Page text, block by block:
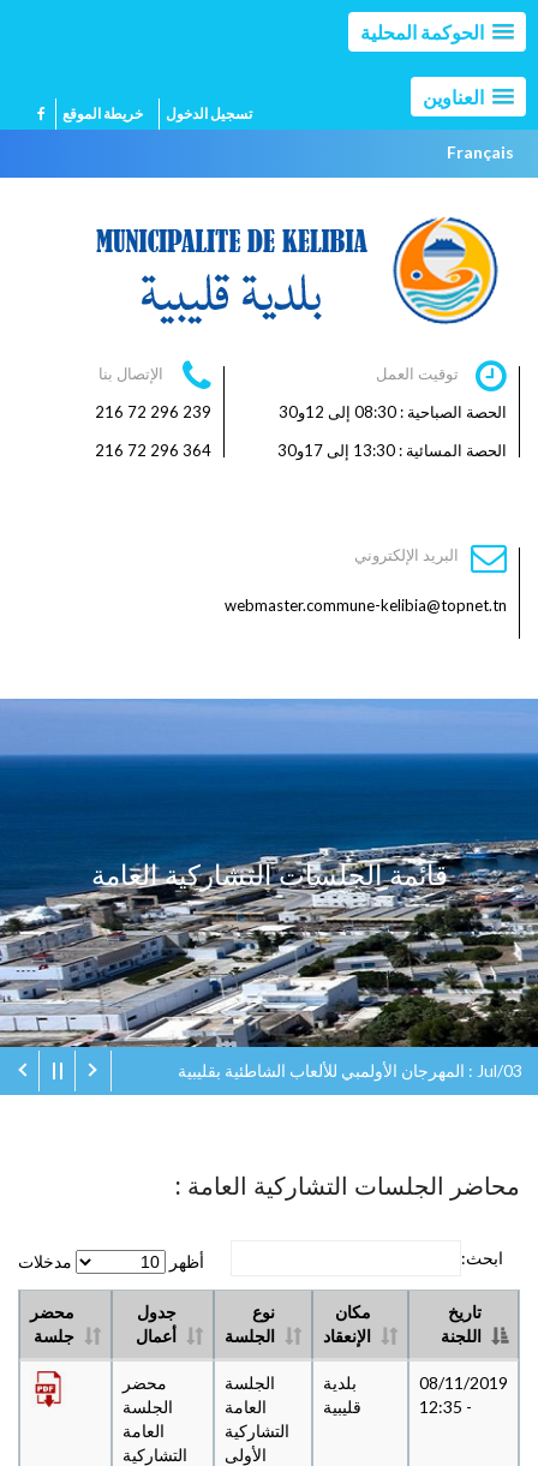
الحوكمة المحلية
العناوين
Français
تسجيل الدخول خريطة الموقع
توقيت العمل
الحصة الصباحية : 08:30 إلى 12و30
الحصة المسائية : 13:30 إلى 17و30
الإتصال بنا
239 296 72 216
364 296 72 216
البريد الإلكتروني
webmaster.commune-kelibia@topnet.tn
قائمة الجلسات التشاركية العامة
Jul/03 : المهرجان الأولمبي للألعاب الشاطئية بقليبية
محاضر الجلسات التشاركية العامة :
أظهر مدخلات ابحث:
تاريخ
اللجنة
مكان
الإنعقاد
نوع
الجلسة
جدول
أعمال
محضر
جلسة
08/11/2019
- 12:35
بلدية
قليبية
الجلسة
العامة
التشاركية
الأولى
محضر
الجلسة
العامة
التشاركية